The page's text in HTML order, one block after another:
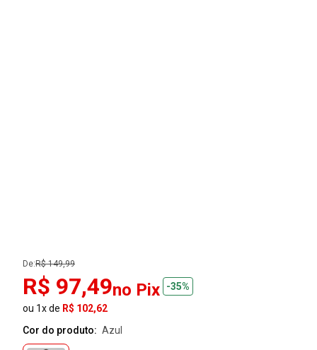
De:R$ 149,99
R$ 97,49no Pix
-35%
ou 1x de R$ 102,62
Cor do produto:
azul